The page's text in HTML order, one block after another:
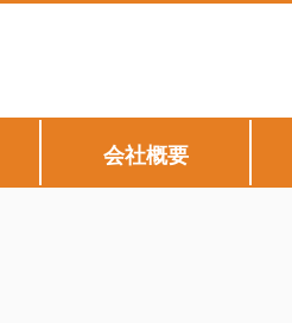
会社概要